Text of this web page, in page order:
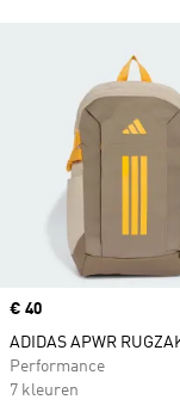
Price
€ 40
ADIDAS APWR
Performance
7 kleuren